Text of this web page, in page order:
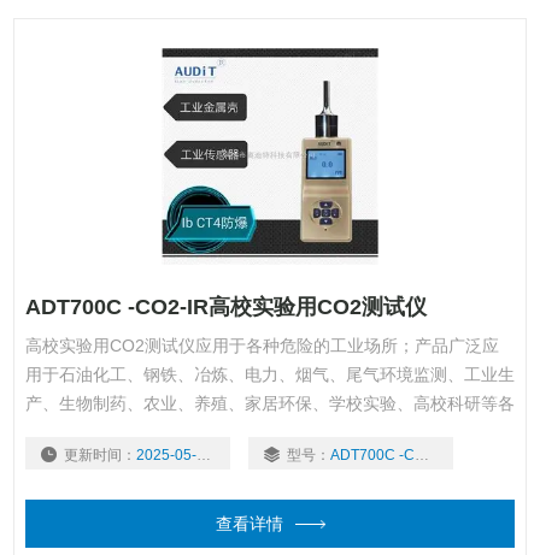
ADT700C -CO2-IR高校实验用CO2测试仪
高校实验用CO2测试仪应用于各种危险的工业场所；产品广泛应
用于石油化工、钢铁、冶炼、电力、烟气、尾气环境监测、工业生
产、生物制药、农业、养殖、家居环保、学校实验、高校科研等各
更新时间： 2025-05-06 型号： ADT700C -CO2-IR
查看详情